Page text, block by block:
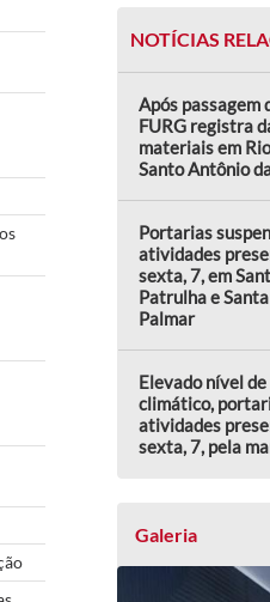
NOTÍCIAS
Após passagem
FURG registra
materiais em
Santo Antônio
Portarias
atividades
sexta, 7, em
Patrulha e
Palmar
Elevado nível
climático,
atividades
sexta, 7, pela
Galeria